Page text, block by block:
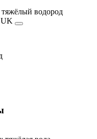
тяжёлый водород
UK